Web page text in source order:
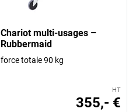
Chariot multi-usages –
Rubbermaid
force totale 90 kg
HT
355,- €